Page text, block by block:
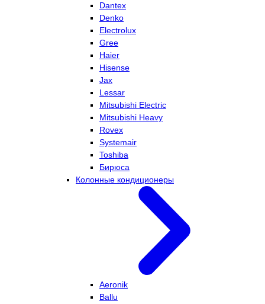
Dantex
Denko
Electrolux
Gree
Haier
Hisense
Jax
Lessar
Mitsubishi Electric
Mitsubishi Heavy
Rovex
Systemair
Toshiba
Бирюса
Колонные кондиционеры
Aeronik
Ballu